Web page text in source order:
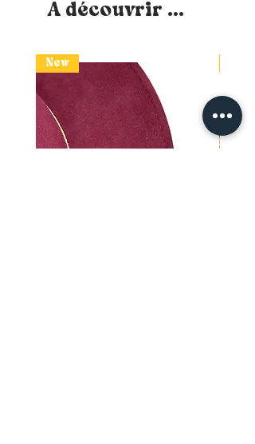
A découvrir ...
New